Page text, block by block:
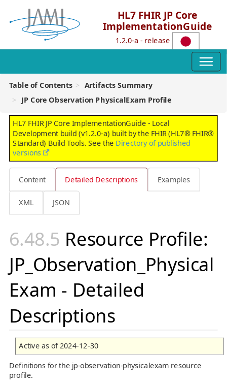
HL7 FHIR JP Core
ImplementationGuide
1.2.0-a - release
Table of Contents Artifacts Summary
JP Core Observation PhysicalExam Profile
HL7 FHIR JP Core ImplementationGuide - Local
Development build (v1.2.0-a) built by the FHIR (HL7® FHIR®
Standard) Build Tools. See the Directory of published
versions
Content Detailed Descriptions Examples
XML JSON
Resource Profile:
JP_Observation_Physical
Exam - Detailed
Descriptions
Active as of 2024-12-30
Definitions for the jp-observation-physicalexam resource
profile.